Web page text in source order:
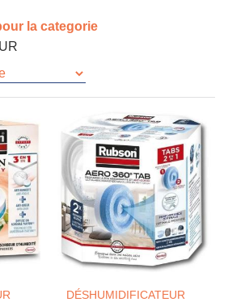
la categorie
DÉSHUMIDIFICATEUR